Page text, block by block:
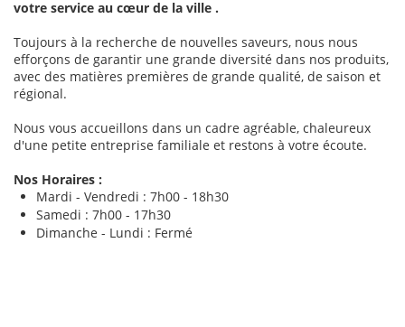
votre service au cœur de la ville .
Toujours à la recherche de nouvelles saveurs, nous nous
efforçons de garantir une grande diversité dans nos produits,
avec des matières premières de grande qualité, de saison et
régional.
Nous vous accueillons dans un cadre agréable, chaleureux
d'une petite entreprise familiale et restons à votre écoute.
Nos Horaires :
Mardi - Vendredi : 7h00 - 18h30
Samedi : 7h00 - 17h30
Dimanche - Lundi : Fermé